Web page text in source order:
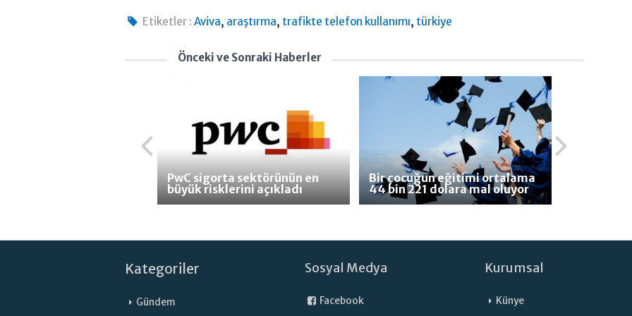
Etiketler : Aviva, araştırma, trafikte telefon kullanımı, türkiye
Önceki ve Sonraki Haberler
PwC sigorta sektörünün en
büyük risklerini açıkladı
Bir çocuğun eğitimi ortalama
44 bin 221 dolara mal oluyor
Kategoriler
Gündem
Sosyal Medya
Facebook
Kurumsal
Künye